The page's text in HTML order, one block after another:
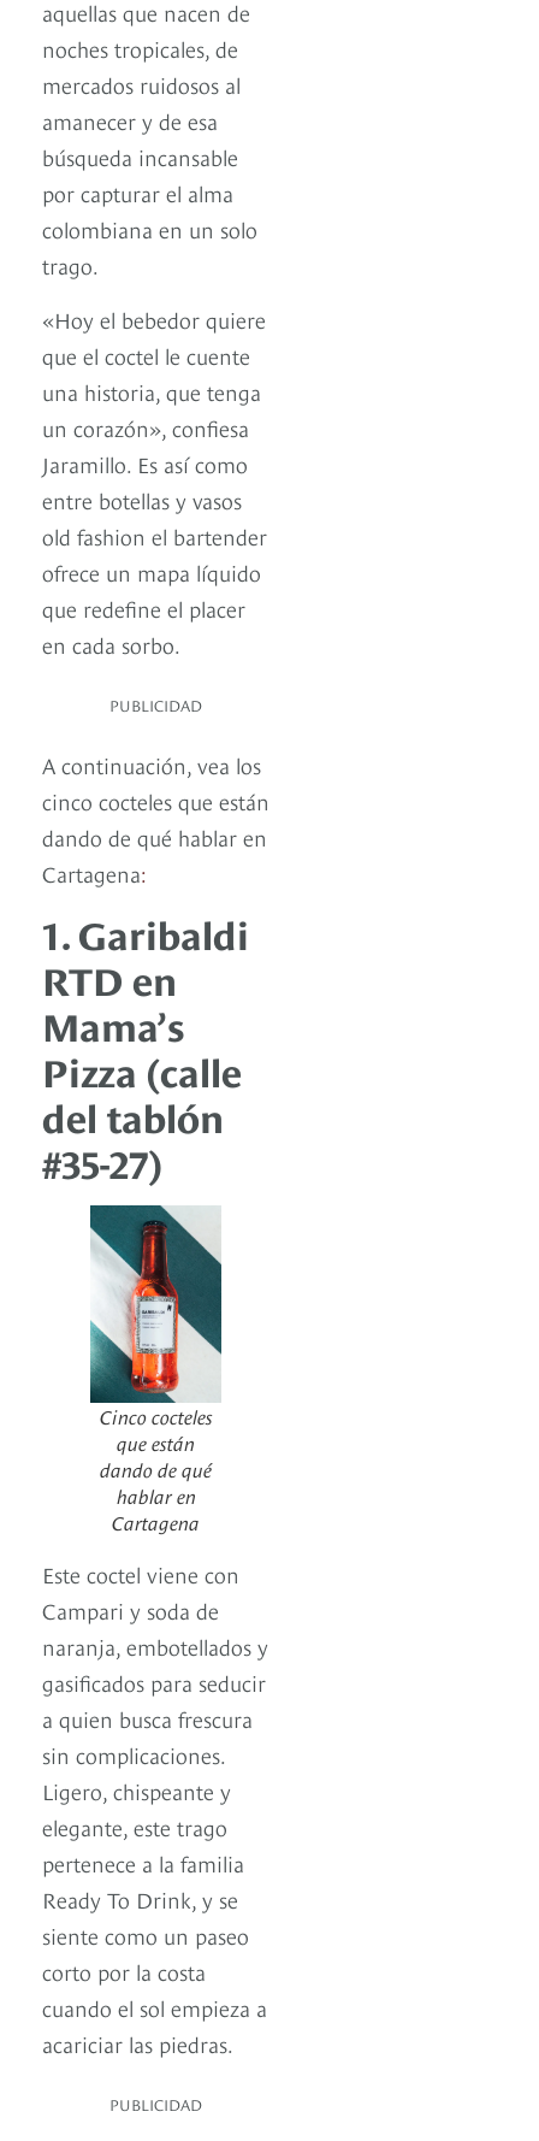
aquellas que nacen de
noches tropicales, de
mercados ruidosos al
amanecer y de esa
búsqueda incansable
por capturar el alma
colombiana en un solo
trago.
«Hoy el bebedor quiere
que el coctel le cuente
una historia, que tenga
un corazón», confiesa
Jaramillo. Es así como
entre botellas y vasos
old fashion el bartender
ofrece un mapa líquido
que redefine el placer
en cada sorbo.
PUBLICIDAD
A continuación, vea los
cinco cocteles que están
dando de qué hablar en
Cartagena:
1. Garibaldi
RTD en
Mama’s
Pizza (calle
del tablón
#35-27)
Cinco cocteles
que están
dando de qué
hablar en
Cartagena
Este coctel viene con
Campari y soda de
naranja, embotellados y
gasificados para seducir
a quien busca frescura
sin complicaciones.
Ligero, chispeante y
elegante, este trago
pertenece a la familia
Ready To Drink, y se
siente como un paseo
corto por la costa
cuando el sol empieza a
acariciar las piedras.
PUBLICIDAD